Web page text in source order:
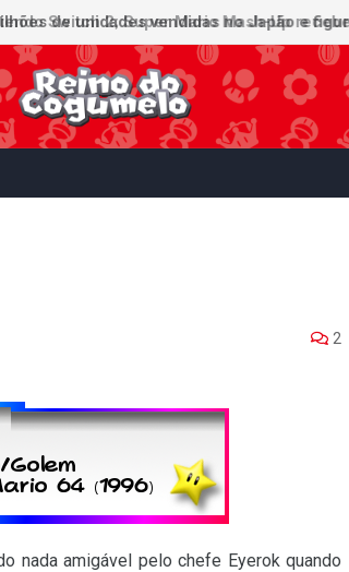
Switch 2; Super Mario Mash-Up
2
nada amigável pelo chefe Eyerok quando